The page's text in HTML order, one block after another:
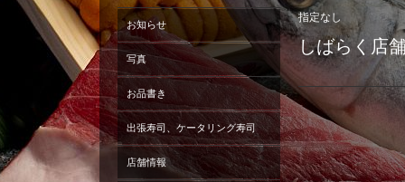
指定なし
しばらく店
お知らせ
写真
お品書き
出張寿司、ケータリング寿司
店舗情報